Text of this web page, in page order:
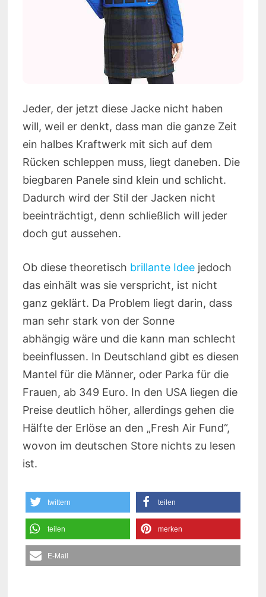
Jeder, der jetzt diese Jacke nicht haben
will, weil er denkt, dass man die ganze Zeit
ein halbes Kraftwerk mit sich auf dem
Rücken schleppen muss, liegt daneben. Die
biegbaren Panele sind klein und schlicht.
Dadurch wird der Stil der Jacken nicht
beeinträchtigt, denn schließlich will jeder
doch gut aussehen.
Ob diese theoretisch brillante Ideejedoch
das einhält was sie verspricht, ist nicht
ganz geklärt. Da Problem liegt darin, dass
man sehr stark von der Sonne
abhängig wäre und die kann man schlecht
beeinflussen. In Deutschland gibt es diesen
Mantel für die Männer, oder Parka für die
Frauen, ab 349 Euro. In den USA liegen die
Preise deutlich höher, allerdings gehen die
Hälfte der Erlöse an den „Fresh Air Fund“,
wovon im deutschen Store nichts zu lesen
ist.
twittern teilen
teilen merken
E-Mail